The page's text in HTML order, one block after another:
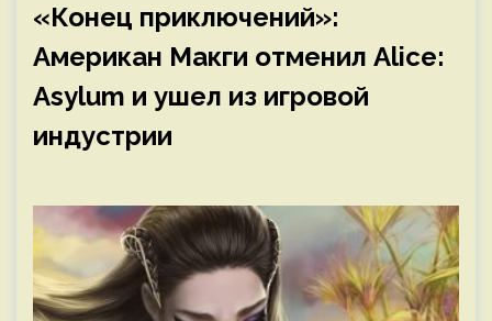
«Конец приключений»:
Американ Макги отменил Alice:
Asylum и ушел из игровой
индустрии